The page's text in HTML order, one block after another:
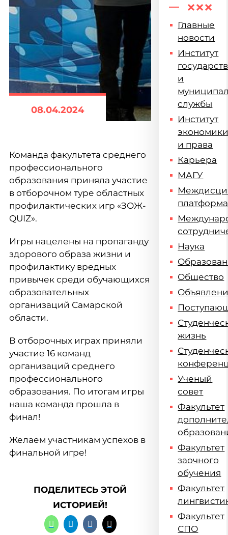
08.04.2024
Команда факультета среднего
профессионального
образования приняла участие
в отборочном туре областных
профилактических игр «ЗОЖ-
QUIZ».
Игры нацелены на пропаганду
здорового образа жизни и
профилактику вредных
привычек среди обучающихся
образовательных
организаций Самарской
области.
В отборочных играх приняли
участие 16 команд
организаций среднего
профессионального
образования. По итогам игры
наша команда прошла в
финал!
Желаем участникам успехов в
финальной игре!
ПОДЕЛИТЕСЬ ЭТОЙ
ИСТОРИЕЙ!
Главные
новости
Институт
и
службы
Институт
и права
Карьера
МАГУ
платформа
Наука
Общество
жизнь
Ученый
совет
Факультет
Факультет
заочного
обучения
Факультет
Факультет
СПО